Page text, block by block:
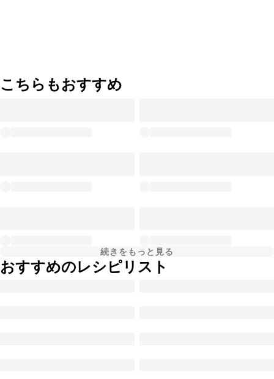
こちらもおすすめ
続きをもっと見る
おすすめのレシピリスト